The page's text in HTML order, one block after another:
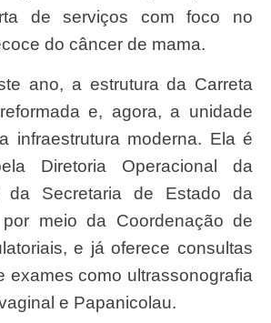
de serviços com foco no
do câncer de mama.
e, agora, a unidade
infraestrutura moderna. Ela é
Diretoria Operacional da
da Secretaria de Estado da
meio da Coordenação de
e já oferece consultas
exames como ultrassonografia
e Papanicolau.